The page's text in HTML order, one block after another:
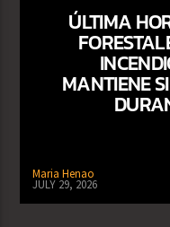
ÚLTIMA
MANTIENE
Maria Henao
JULY 29, 2026